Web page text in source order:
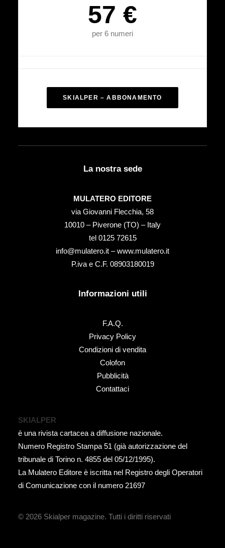
57 €
per 6 numeri
SKIALPER – ABBONAMENTO
La nostra sede
MULATERO EDITORE
via Giovanni Flecchia, 58
10010 – Piverone (TO) – Italy
tel ‭0125 72615‬
info@mulatero.it –www.mulatero.it
P.iva e C.F. 08903180019
Informazioni utili
F.A.Q.
Privacy Policy
Condizioni di vendita
Colofon
Pubblicità
Contattaci
SKIALPER
è una rivista cartacea a diffusione nazionale.
Numero Registro Stampa 51 (già autorizzazione del
tribunale di Torino n. 4855 del 05/12/1995).
La Mulatero Editore è iscritta nel Registro degli Operatori
di Comunicazione con il numero 21697
© 2026 Skialper magazine. Tutti i diritti riservati